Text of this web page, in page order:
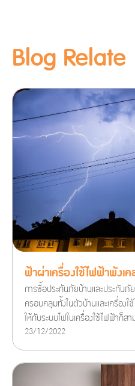
Blog Relate
ฟ้าผ่าเครื่องใช้ไฟฟ้าพังเ
การซื้อประกันภัยบ้านและประกัน
ครอบคลุมทั้งในตัวบ้านและเครื่อง
ให้กับระบบไฟในเครื่องใช้ไฟฟ้าก็ส
23/12/2022